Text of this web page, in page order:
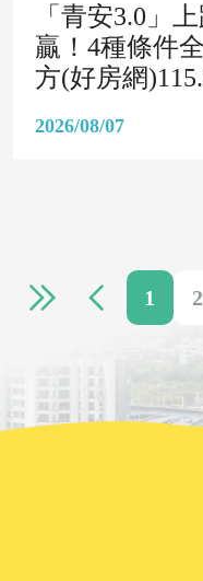
「青安3.0」
贏！4種條件
方(好房網
2026/08/07
1 2